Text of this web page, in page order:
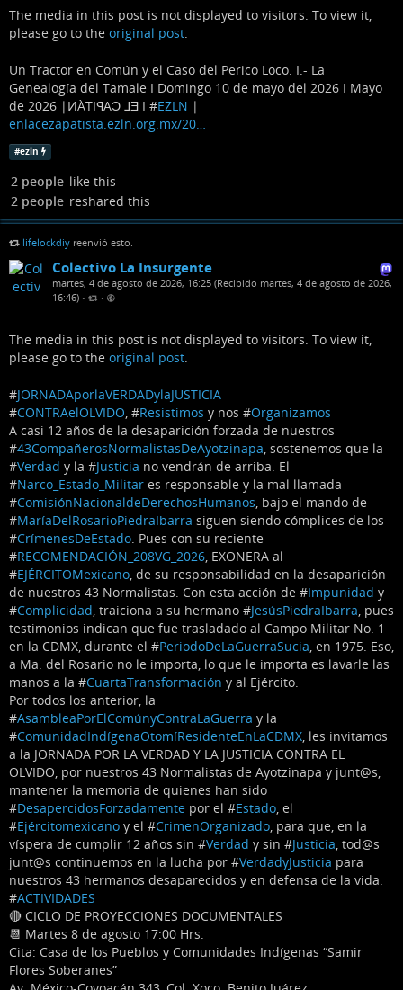
The media in this post is not displayed to visitors. To view it,
please go to the original post
Un Tractor en Común y el Caso del Perico Loco. I.- La
Genealogía del Tamale I Domingo 10 de mayo del 2026 I Mayo
de 2026 |ͶÀTIꟼAƆ ⅃Ǝ I #EZLN |
enlacezapatista.ezln.org.mx/20…
#ezln
2 people like this
2 people reshared this
lifelockdiy reenvió esto.
Colectivo La Insurgente
martes, 4 de agosto de 2026, 16:25 (Recibido martes, 4 de agosto de 2026,
16:46) • •
The media in this post is not displayed to visitors. To view it,
please go to the original post.
#JORNADAporlaVERDADylaJUSTICIA
#CONTRAelOLVIDO, #Resistimos y nos #Organizamos
A casi 12 años de la desaparición forzada de nuestros
#43CompañerosNormalistasDeAyotzinapa, sostenemos que la
#Verdad y la #Justicia no vendrán de arriba. El
#Narco_Estado_Militar es responsable y la mal llamada
#ComisiónNacionaldeDerechosHumanos, bajo el mando de
#MaríaDelRosarioPiedraIbarra siguen siendo cómplices de los
#CrímenesDeEstado. Pues con su reciente
#RECOMENDACIÓN_208VG_2026, EXONERA al
#EJÉRCITOMexicano, de su responsabilidad en la desaparición
de nuestros 43 Normalistas. Con esta acción de #Impunidad y
#Complicidad, traiciona a su hermano #JesúsPiedraIbarra, pues
testimonios indican que fue trasladado al Campo Militar No. 1
en la CDMX, durante el #PeriodoDeLaGuerraSucia, en 1975. Eso,
a Ma. del Rosario no le importa, lo que le importa es lavarle las
manos a la #CuartaTransformación y al Ejército.
Por todos los anterior, la
#AsambleaPorElComúnyContraLaGuerra y la
#ComunidadIndígenaOtomíResidenteEnLaCDMX, les invitamos
a la JORNADA POR LA VERDAD Y LA JUSTICIA CONTRA EL
OLVIDO, por nuestros 43 Normalistas de Ayotzinapa y junt@s,
mantener la memoria de quienes han sido
#DesapercidosForzadamente por el #Estado, el
#Ejércitomexicano y el #CrimenOrganizado, para que, en la
víspera de cumplir 12 años sin #Verdad y sin #Justicia, tod@s
junt@s continuemos en la lucha por #VerdadyJusticia para
nuestros 43 hermanos desaparecidos y en defensa de la vida.
#ACTIVIDADES
🔴 CICLO DE PROYECCIONES DOCUMENTALES
📆 Martes 8 de agosto 17:00 Hrs.
Cita: Casa de los Pueblos y Comunidades Indígenas “Samir
Flores Soberanes”